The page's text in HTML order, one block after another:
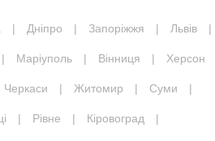
| Дніпро | Запоріжжя | Львів |
| Маріуполь | Вінниця | Херсон
Черкаси | Житомир | Суми |
| Рівне | Кіровоград |